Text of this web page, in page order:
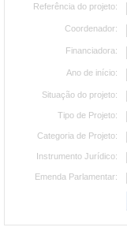
Referência do projeto:
Coordenador:
Financiadora:
Ano de início:
Situação do projeto:
Tipo de Projeto:
Categoria de Projeto:
Instrumento Jurídico:
Emenda Parlamentar: